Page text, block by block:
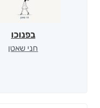
בפנוכו
חני שאטן